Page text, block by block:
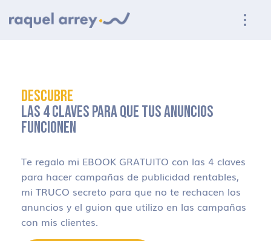
DESCUBRE
LAS 4 CLAVES PARA QUE TUS ANUNCIOS
FUNCIONEN
Te regalo mi EBOOK GRATUITO con las 4 claves
para hacer campañas de publicidad rentables,
mi TRUCO secreto para que no te rechacen los
anuncios y el guion que utilizo en las campañas
con mis clientes.